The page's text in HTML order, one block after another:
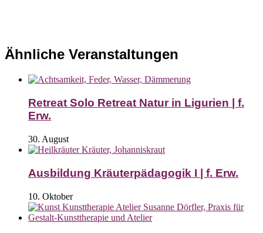
Ähnliche Veranstaltungen
Retreat Solo Retreat Natur in Ligurien | f.
Erw.
30. August
Ausbildung Kräuterpädagogik I | f. Erw.
10. Oktober